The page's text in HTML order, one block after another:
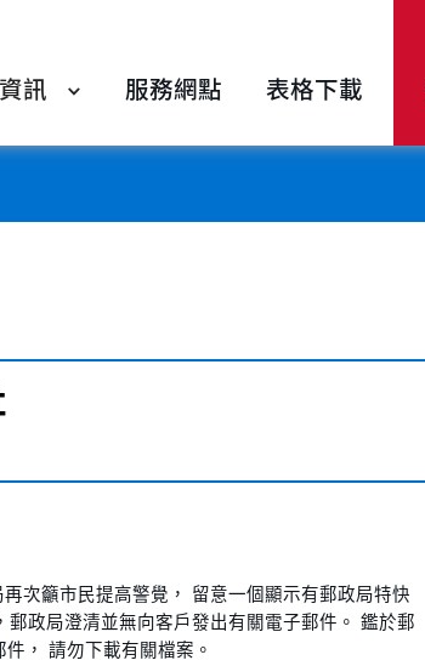
訊 服務網點 表格下載
次籲市民提高警覺， 留意一個顯示有郵政局特快
政局澄清並無向客戶發出有關電子郵件。 鑑於郵
， 請勿下載有關檔案。